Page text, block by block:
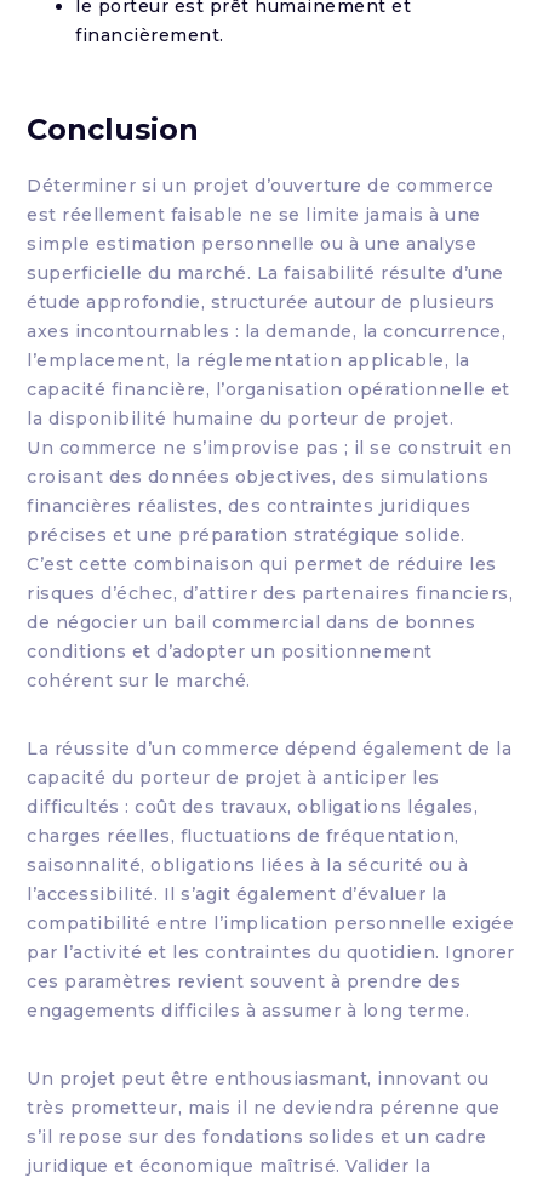
le porteur est prêt humainement et
financièrement.
Conclusion
Déterminer si un projet d’ouverture de commerce
est réellement faisable ne se limite jamais à une
simple estimation personnelle ou à une analyse
superficielle du marché. La faisabilité résulte d’une
étude approfondie, structurée autour de plusieurs
axes incontournables : la demande, la concurrence,
l’emplacement, la réglementation applicable, la
capacité financière, l’organisation opérationnelle et
la disponibilité humaine du porteur de projet.
Un commerce ne s’improvise pas ; il se construit en
croisant des données objectives, des simulations
financières réalistes, des contraintes juridiques
précises et une préparation stratégique solide.
C’est cette combinaison qui permet de réduire les
risques d’échec, d’attirer des partenaires financiers,
de négocier un bail commercial dans de bonnes
conditions et d’adopter un positionnement
cohérent sur le marché.
La réussite d’un commerce dépend également de la
capacité du porteur de projet à anticiper les
difficultés : coût des travaux, obligations légales,
charges réelles, fluctuations de fréquentation,
saisonnalité, obligations liées à la sécurité ou à
l’accessibilité. Il s’agit également d’évaluer la
compatibilité entre l’implication personnelle exigée
par l’activité et les contraintes du quotidien. Ignorer
ces paramètres revient souvent à prendre des
engagements difficiles à assumer à long terme.
Un projet peut être enthousiasmant, innovant ou
très prometteur, mais il ne deviendra pérenne que
s’il repose sur des fondations solides et un cadre
juridique et économique maîtrisé. Valider la